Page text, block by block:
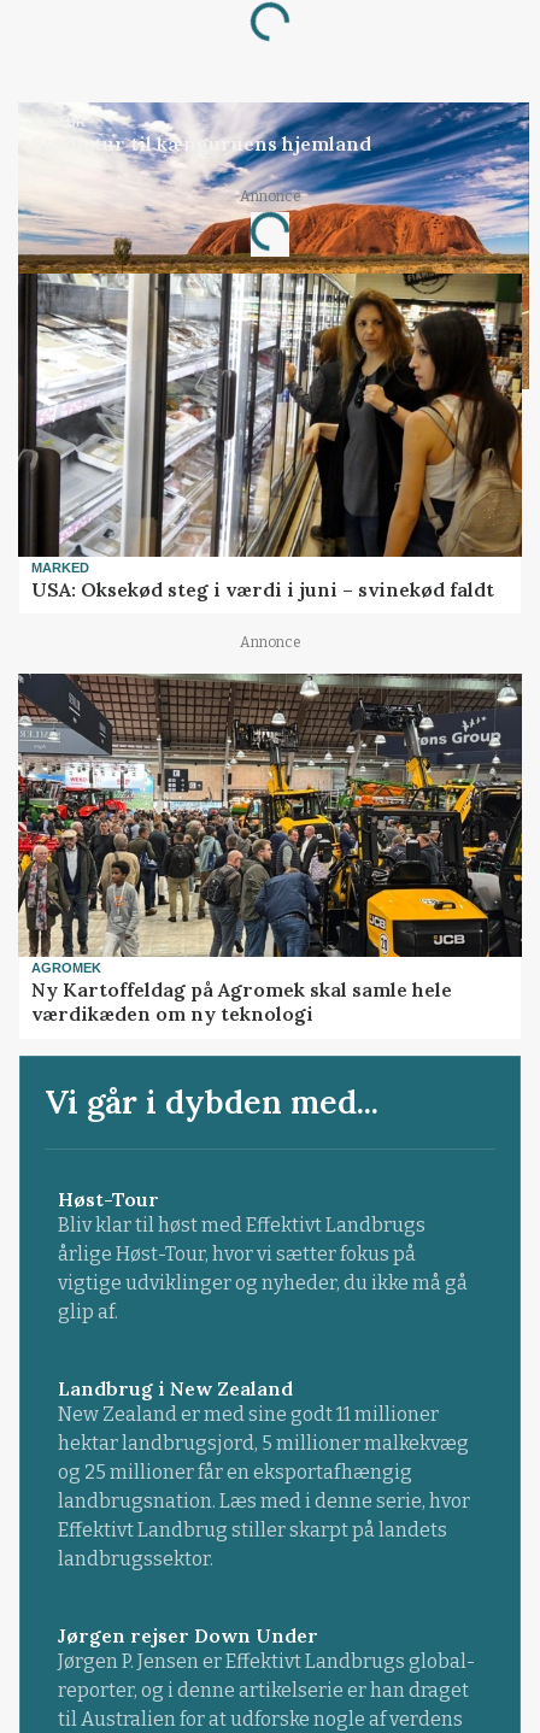
Loading...
KULTUR
Studietur til kænguruens hjemland
Annonce
Loading...
MARKED
USA: Oksekød steg i værdi i juni – svinekød faldt
Annonce
AGROMEK
Ny Kartoffeldag på Agromek skal samle hele
værdikæden om ny teknologi
Vi går i dybden med...
Høst-Tour
Bliv klar til høst med Effektivt Landbrugs
årlige Høst-Tour, hvor vi sætter fokus på
vigtige udviklinger og nyheder, du ikke må gå
glip af.
Landbrug i New Zealand
New Zealand er med sine godt 11 millioner
hektar landbrugsjord, 5 millioner malkekvæg
og 25 millioner får en eksportafhængig
landbrugsnation. Læs med i denne serie, hvor
Effektivt Landbrug stiller skarpt på landets
landbrugssektor.
Jørgen rejser Down Under
Jørgen P. Jensen er Effektivt Landbrugs global-
reporter, og i denne artikelserie er han draget
til Australien for at udforske nogle af verdens